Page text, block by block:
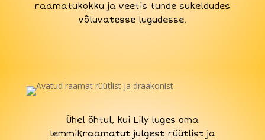
raamatukokku ja veetis tunde sukeldudes
võluvatesse lugudesse.
Ühel õhtul, kui Lily luges oma
lemmikraamatut julgest rüütlist ja